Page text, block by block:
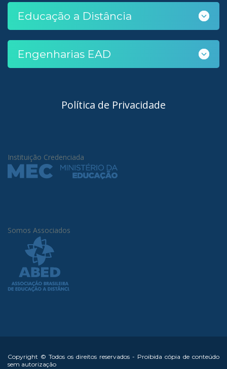
Educação a Distância
Engenharias EAD
Política de Privacidade
Instituição Credenciada
Somos Associados
Copyright © Todos os direitos reservados - Proibida cópia de conteúdo
sem autorização